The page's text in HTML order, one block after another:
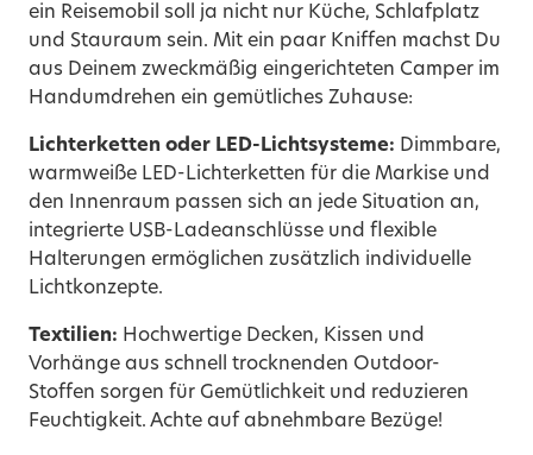
ein Reisemobil soll ja nicht nur Küche, Schlafplatz
und Stauraum sein. Mit ein paar Kniffen machst Du
aus Deinem zweckmäßig eingerichteten Camper im
Handumdrehen ein gemütliches Zuhause:
Lichterketten oder LED-Lichtsysteme: Dimmbare,
warmweiße LED-Lichterketten für die Markise und
den Innenraum passen sich an jede Situation an,
integrierte USB-Ladeanschlüsse und flexible
Halterungen ermöglichen zusätzlich individuelle
Lichtkonzepte.
Textilien: Hochwertige Decken, Kissen und
Vorhänge aus schnell trocknenden Outdoor-
Stoffen sorgen für Gemütlichkeit und reduzieren
Feuchtigkeit. Achte auf abnehmbare Bezüge!